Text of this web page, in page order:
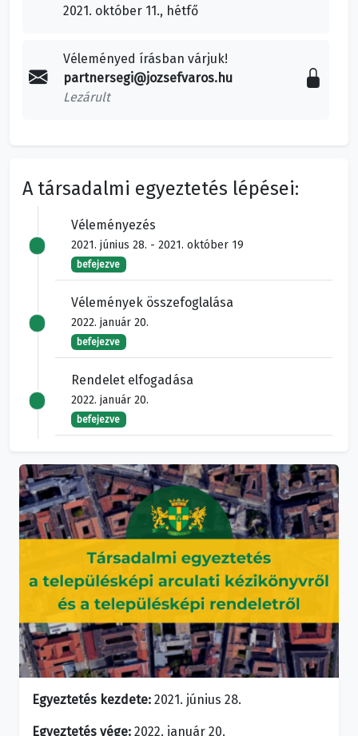
Egyeztetés kezdete: 2021. június 28.
Egyeztetés vége: 2022. január 20.
2021. október 11., hétfő
Véleményed írásban várjuk!
partnersegi@jozsefvaros.hu
Lezárult
A társadalmi egyeztetés lépései:
Véleményezés
2021. június 28. - 2021. október 19
befejezve
Vélemények összefoglalása
2022. január 20.
befejezve
Rendelet elfogadása
2022. január 20.
befejezve